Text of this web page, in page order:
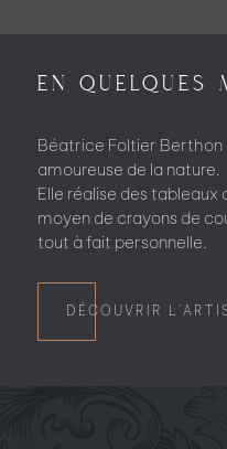
En quelques
Béatrice Foltier
amoureuse de la nature.
Elle réalise des
moyen de crayons de
tout à fait personnelle.
DÉCOUVRIR